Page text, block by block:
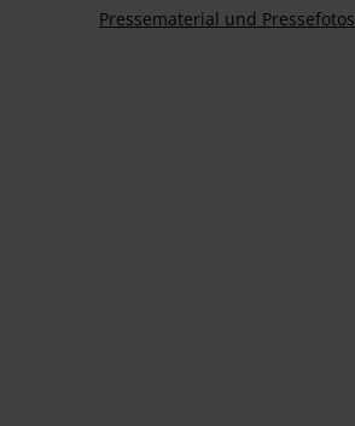
Pressematerial und Pressefotos